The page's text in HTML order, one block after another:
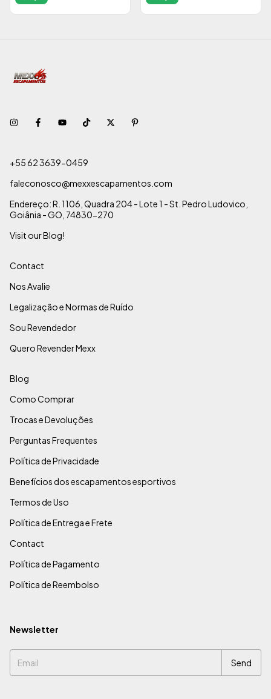
+55 62 3639-0459
faleconosco@mexxescapamentos.com
Endereço: R. 1106, Quadra 204 - Lote 1 - St. Pedro Ludovico,
Goiânia - GO, 74830-270
Visit our Blog!
Contact
Nos Avalie
Legalização e Normas de Ruído
Sou Revendedor
Quero Revender Mexx
Blog
Como Comprar
Trocas e Devoluções
Perguntas Frequentes
Política de Privacidade
Benefícios dos escapamentos esportivos
Termos de Uso
Política de Entrega e Frete
Contact
Política de Pagamento
Política de Reembolso
Newsletter